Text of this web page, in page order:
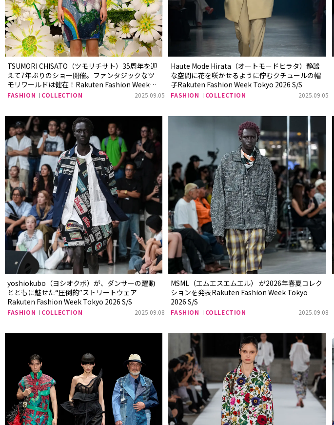
TSUMORI CHISATO（ツモリチサト）35周年を迎
えて7年ぶりのショー開催。ファンタジックなツ
モリワールドは健在！Rakuten Fashion Week
Tokyo 2026 S/S
FASHION COLLECTION 2025.09.05
Haute Mode Hirata（オートモードヒラタ）静謐
な空間に花を咲かせるように佇むクチュールの帽
子Rakuten Fashion Week Tokyo 2026 S/S
FASHION COLLECTION 2025.09.05
yoshiokubo（ヨシオクボ）が、ダンサーの躍動
とともに魅せた“圧倒的”ストリートウェア
Rakuten Fashion Week Tokyo 2026 S/S
FASHION COLLECTION 2025.09.08
MSML（エムエスエムエル） が2026年春夏コレク
ションを発表Rakuten Fashion Week Tokyo
2026 S/S
FASHION COLLECTION 2025.09.08